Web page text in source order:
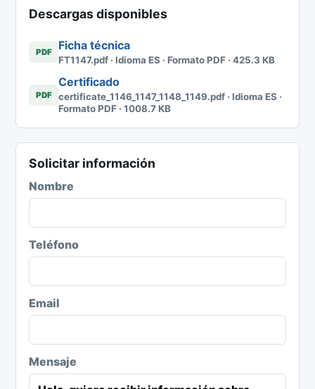
Descargas disponibles
PDF Ficha técnica
FT1147.pdf · Idioma ES · Formato PDF · 425.3 KB
PDF
Certificado
certificate_1146_1147_1148_1149.pdf · Idioma ES ·
Formato PDF · 1008.7 KB
Solicitar información
Nombre
Teléfono
Email
Mensaje